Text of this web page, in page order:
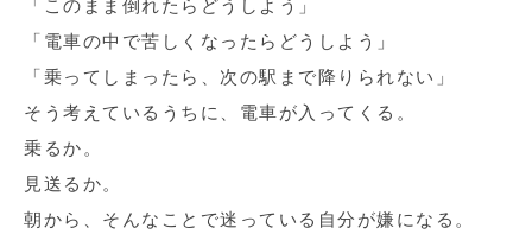
「このまま倒れたらどうしよう」
「電車の中で苦しくなったらどうしよう」
「乗ってしまったら、次の駅まで降りられない」
そう考えているうちに、電車が入ってくる。
乗るか。
見送るか。
朝から、そんなことで迷っている自分が嫌になる。